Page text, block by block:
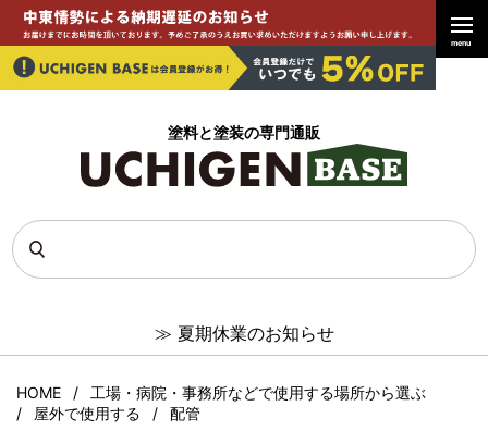
塗料と塗装の専門通販
≫ 夏期休業のお知らせ
menu
HOME
工場・病院・事務所などで使用する場所から選ぶ
屋外で使用する
配管